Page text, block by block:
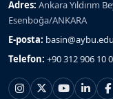
Adres: Ankara Yıldırım
Esenboğa/ANKARA
E-posta:
Telefon: +90 312 906 10